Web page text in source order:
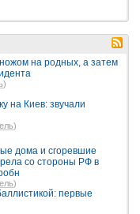
на родных, а затем
)
на Киев: звучали
)
дома и сгоревшие
со стороны РФ в
)
первые